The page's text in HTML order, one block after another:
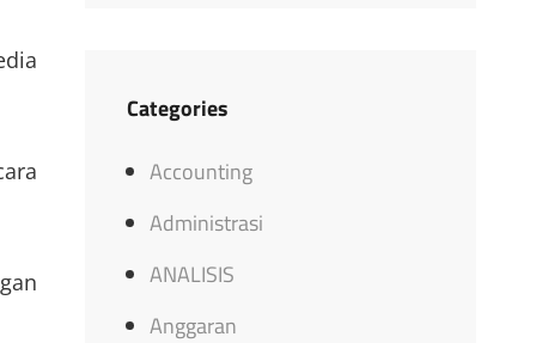
Categories
Accounting
Administrasi
ANALISIS
Anggaran